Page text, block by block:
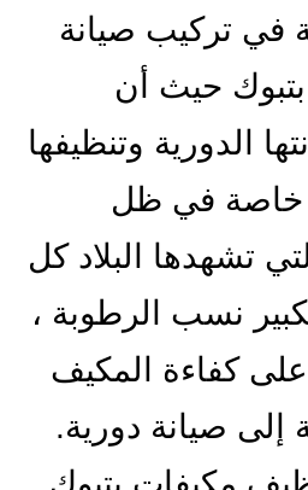
في تركيب صيانة
حيث أن
الدورية وتنظيفها
خاصة في ظل
تشهدها البلاد كل
نسب الرطوبة ،
على كفاءة المكيف
صيانة دورية.